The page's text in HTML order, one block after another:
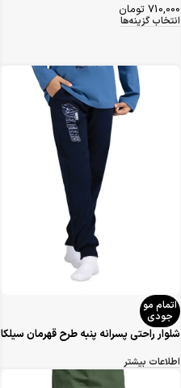
710,000 تومان
انتخاب گزینه‌ها
اتمام مو
جودی
شلوار راحتی پسرانه پنبه طرح قهرمان سیلکا
اطلاعات بیشتر